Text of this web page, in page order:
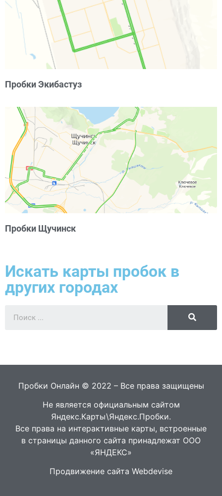
Пробки Экибастуз
Пробки Щучинск
Искать карты пробок в
других городах
Пробки Онлайн © 2022 – Все права защищены
Не является официальным сайтом
Яндекс.Карты\Яндекс.Пробки.
Все права на интерактивные карты, встроенные
в страницы данного сайта принадлежат ООО
«ЯНДЕКС»
Продвижение сайта Webdevise